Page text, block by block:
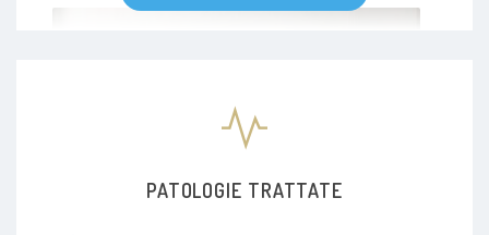
PATOLOGIE TRATTATE